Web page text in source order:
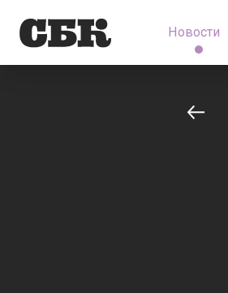
Новости